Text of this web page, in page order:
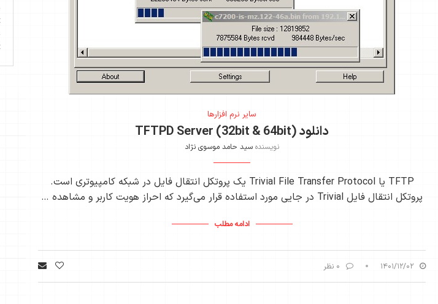
سایر نرم افزارها
دانلود TFTPD Server (32bit & 64bit)
نویسنده سید حامد موسوی نژاد
TFTP یا Trivial File Transfer Protocol یک پروتکل انتقال فایل در شبکه کامپیوتری است.
پروتکل انتقال فایل Trivial در جایی مورد استفاده قرار می‌گیرد که احراز هویت کاربر و مشاهده …
ادامه مطلب
۱۴۰۱/۱۲/۰۲ ۰ نظر